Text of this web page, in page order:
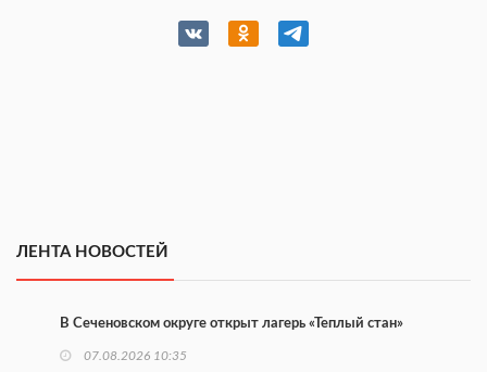
ЛЕНТА НОВОСТЕЙ
В Сеченовском округе открыт лагерь «Теплый стан»
07.08.2026 10:35